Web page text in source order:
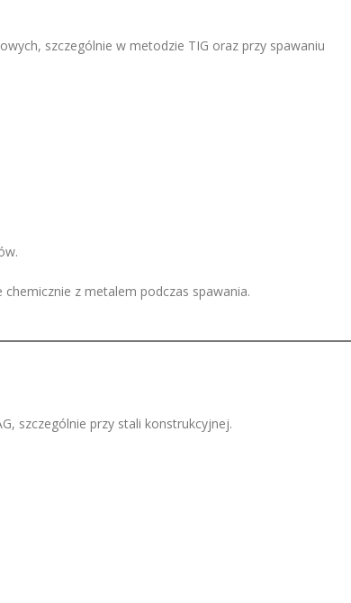
szczególnie w metodzie TIG oraz przy spawaniu
z metalem podczas spawania.
szczególnie przy stali konstrukcyjnej.